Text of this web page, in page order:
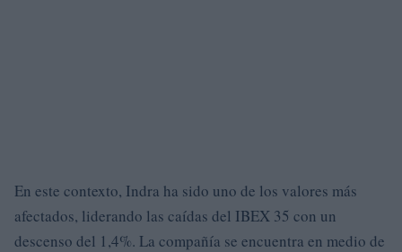
En este contexto, Indra ha sido uno de los valores más
afectados, liderando las caídas del IBEX 35 con un
descenso del 1,4%. La compañía se encuentra en medio de